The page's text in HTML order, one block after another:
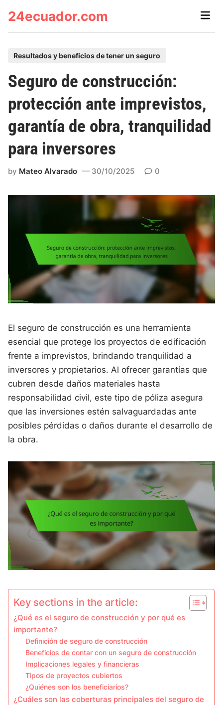
24ecuador.com
Main
s
e
d
i
n
Resultados y beneficios de tener un seguro
Seguro de construcción:
protección ante imprevistos,
garantía de obra, tranquilidad
para inversores
by Mateo Alvarado 30/10/2025 0
El seguro de construcción es una herramienta
esencial que protege los proyectos de edificación
frente a imprevistos, brindando tranquilidad a
inversores y propietarios. Al ofrecer garantías que
cubren desde daños materiales hasta
responsabilidad civil, este tipo de póliza asegura
que las inversiones estén salvaguardadas ante
posibles pérdidas o daños durante el desarrollo de
la obra.
Key sections in the article:
¿Qué es el seguro de construcción y por qué es
importante?
Definición de seguro de construcción
Beneficios de contar con un seguro de construcción
Implicaciones legales y financieras
Tipos de proyectos cubiertos
¿Quiénes son los beneficiarios?
¿Cuáles son las coberturas principales del seguro de